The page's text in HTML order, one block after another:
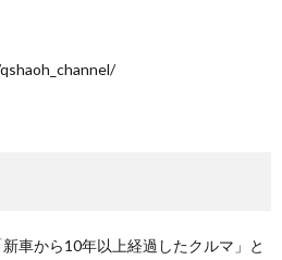
車から10年以上経過したクルマ」と